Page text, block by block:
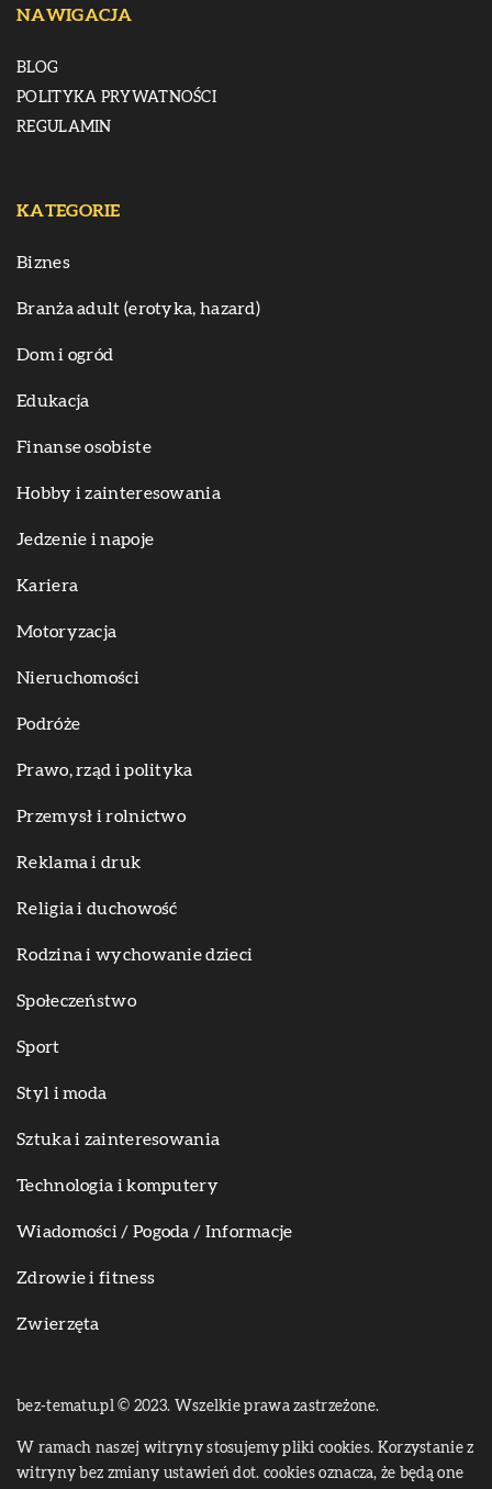
NAWIGACJA
BLOG
POLITYKA PRYWATNOŚCI
REGULAMIN
KATEGORIE
Biznes
Branża adult (erotyka, hazard)
Dom i ogród
Edukacja
Finanse osobiste
Hobby i zainteresowania
Jedzenie i napoje
Kariera
Motoryzacja
Nieruchomości
Podróże
Prawo, rząd i polityka
Przemysł i rolnictwo
Reklama i druk
Religia i duchowość
Rodzina i wychowanie dzieci
Społeczeństwo
Sport
Styl i moda
Sztuka i zainteresowania
Technologia i komputery
Wiadomości / Pogoda / Informacje
Zdrowie i fitness
Zwierzęta
bez-tematu.pl © 2023. Wszelkie prawa zastrzeżone.
W ramach naszej witryny stosujemy pliki cookies. Korzystanie z
witryny bez zmiany ustawień dot. cookies oznacza, że będą one